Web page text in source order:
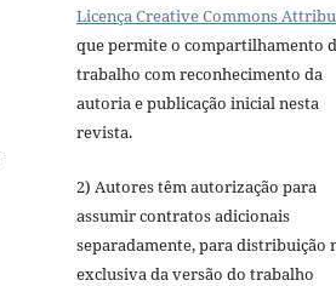
Licença Creative Commons
que permite o compartilhamento
trabalho com reconhecimento da
autoria e publicação inicial nesta
revista.
2) Autores têm autorização para
assumir contratos adicionais
separadamente, para distribuição
exclusiva da versão do trabalho